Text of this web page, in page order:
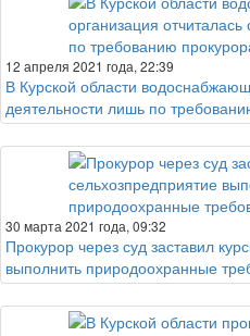
12 апреля 2021 года, 22:39
В Курской области
деятельности лишь по
30 марта 2021 года, 09:32
Прокурор через суд заставил
выполнить природоохранные